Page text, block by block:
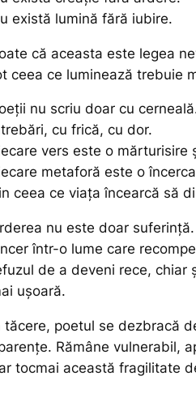
există lumină fără iubire.
că aceasta este legea
ceea ce luminează trebuie
nu scriu doar cu
cu frică, cu dor.
vers este o mărturisire
metaforă este o
ceea ce viața încearcă să
nu este doar
într-o lume care
de a deveni rece, chiar
ușoară.
tăcere, poetul se dezbracă
Rămâne vulnerabil,
tocmai această fragilitate